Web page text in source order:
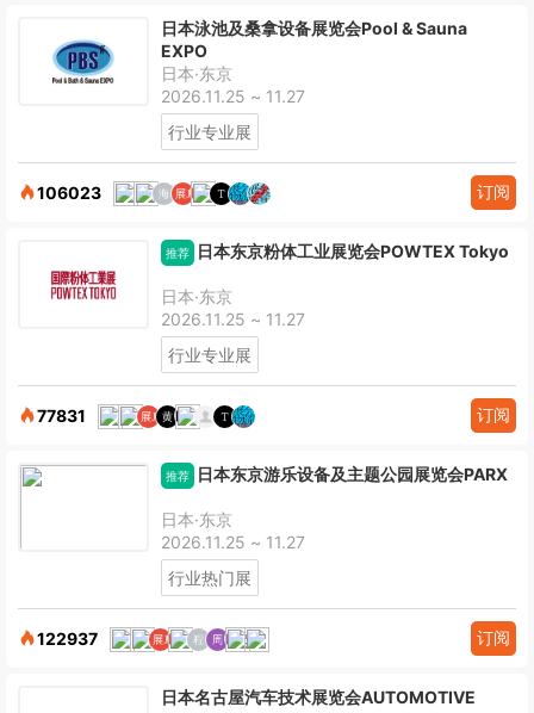
日本泳池及桑拿设备展览会Pool & Sauna
EXPO
日本·东京
2026.11.25 ~ 11.27
行业专业展
106023 订阅
推荐 日本东京粉体工业展览会POWTEX Tokyo
日本·东京
2026.11.25 ~ 11.27
行业专业展
77831 订阅
推荐 日本东京游乐设备及主题公园展览会PARX
日本·东京
2026.11.25 ~ 11.27
行业热门展
122937 订阅
日本名古屋汽车技术展览会AUTOMOTIVE